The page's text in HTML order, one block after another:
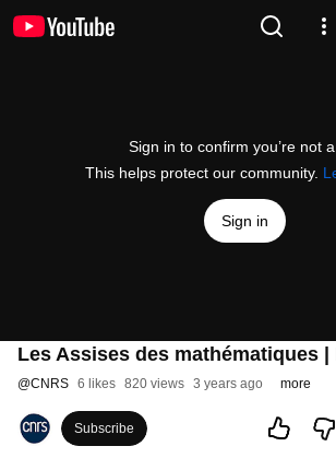
Sign in to confirm you’re not
This helps protect our community.
Sign in
Les Assises des mathématiques
@CNRS 6 likes 820 views 3 years ago more
Subscribe